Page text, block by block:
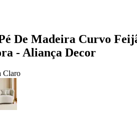
De Madeira Curvo
- Aliança Decor
Claro